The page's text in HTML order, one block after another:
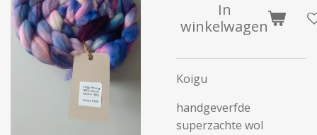
In
winkelwagen
Koigu
handgeverfde
superzachte wol